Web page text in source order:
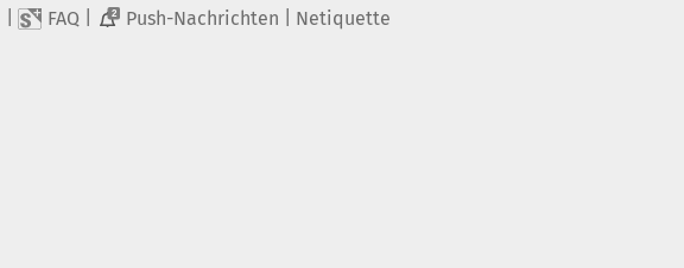
FAQ 2 Push-Nachrichten Netiquette